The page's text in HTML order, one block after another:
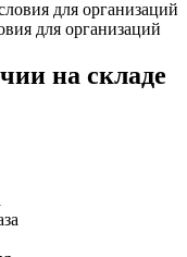
для организаций
на складе